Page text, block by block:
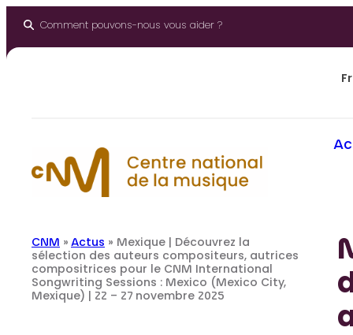
Comment pouvons-nous vous aider ?
Fr
CNM » Actus » Mexique | Découvrez la
sélection des auteurs compositeurs, autrices
compositrices pour le CNM International
Songwriting Sessions : Mexico (Mexico City,
Mexique) | 22 – 27 novembre 2025